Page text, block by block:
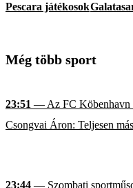
Pescara játékosok
Még több sport
23:51 — Az FC Köbenhavn
Csongvai Áron: Teljesen
23:44 — Szombati